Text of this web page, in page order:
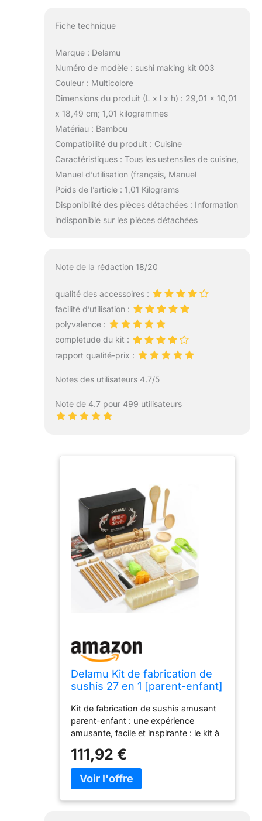
Fiche technique
Marque : Delamu
Numéro de modèle : sushi making kit 003
Couleur : Multicolore
Dimensions du produit (L x l x h) : 29,01 x 10,01
x 18,49 cm; 1,01 kilogrammes
Matériau : Bambou
Compatibilité du produit : Cuisine
Caractéristiques : Tous les ustensiles de cuisine,
Manuel d’utilisation (français, Manuel
Poids de l’article : 1,01 Kilograms
Disponibilité des pièces détachées : Information
indisponible sur les pièces détachées
Note de la rédaction 18/20
qualité des accessoires :
facilité d’utilisation :
polyvalence :
completude du kit :
rapport qualité-prix :
Notes des utilisateurs 4.7/5
Note de 4.7 pour 499 utilisateurs
Delamu Kit de fabrication de
sushis 27 en 1 [parent-enfant]
débutants/professionnels,
avec tapis à sushi en bambou,
tube à sushis, moule à onigiri,
palette de riz, couteau à sushi
Kit de fabrication de sushis amusant
parent-enfant : une expérience
amusante, facile et inspirante : le kit à
sushi appétissants en un rien de
temps Parfait pour les débutants ;
ajoute un joli moule onigiri en forme
111,92 €